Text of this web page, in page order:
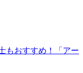
もおすすめ！「アー